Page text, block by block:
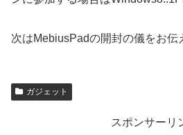
次はMebiusPadの開封の儀をお伝
ガジェット
スポンサーリ